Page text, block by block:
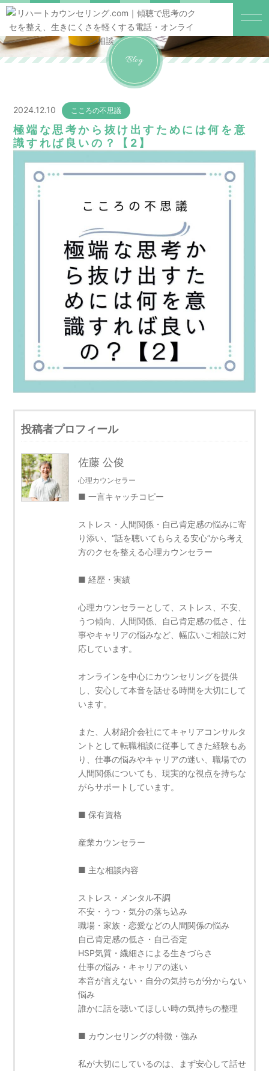
Blog
2024.12.10 こころの不思議
極端な思考から抜け出すためには何を意
識すれば良いの？【2】
投稿者プロフィール
佐藤 公俊
心理カウンセラー
■ 一言キャッチコピー
ストレス・人間関係・自己肯定感の悩みに寄
り添い、“話を聴いてもらえる安心”から考え
方のクセを整える心理カウンセラー
■ 経歴・実績
心理カウンセラーとして、ストレス、不安、
うつ傾向、人間関係、自己肯定感の低さ、仕
事やキャリアの悩みなど、幅広いご相談に対
応しています。
オンラインを中心にカウンセリングを提供
し、安心して本音を話せる時間を大切にして
います。
また、人材紹介会社にてキャリアコンサルタ
ントとして転職相談に従事してきた経験もあ
り、仕事の悩みやキャリアの迷い、職場での
人間関係についても、現実的な視点を持ちな
がらサポートしています。
■ 保有資格
産業カウンセラー
■ 主な相談内容
ストレス・メンタル不調
不安・うつ・気分の落ち込み
職場・家族・恋愛などの人間関係の悩み
自己肯定感の低さ・自己否定
HSP気質・繊細さによる生きづらさ
仕事の悩み・キャリアの迷い
本音が言えない・自分の気持ちが分からない
悩み
誰かに話を聴いてほしい時の気持ちの整理
■ カウンセリングの特徴・強み
私が大切にしているのは、まず安心して話せ